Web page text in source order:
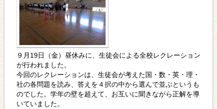
９月19日（金）昼休みに、生徒会による全校レクレーション
が行われました。
今回のレクレーションは、生徒会が考えた国・数・英・理・
社の各問題を読み、答えを４択の中から選んで並ぶというも
のでした。学年の壁を超えて、お互いに聞きながら正解を導
いていました。